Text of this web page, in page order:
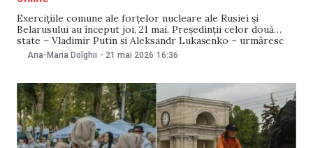
Exercițiile comune ale forțelor nucleare ale Rusiei și
Belarusului au început joi, 21 mai. Președinții celor două
state – Vladimir Putin și Aleksandr Lukașenko – urmăresc
desfășurarea acestora prin videoconferință, au anunțat
autoritățile de la Minsk. Rusia organizează, în perioada 19–
forțelor nucleare,
Ana-Maria Dolghii - 21 mai 2026 16:36